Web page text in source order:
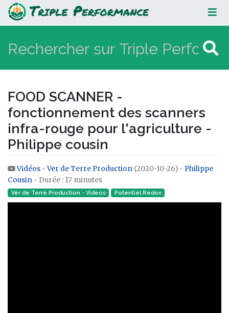
FOOD SCANNER - fonctionnement
des scanners infra-rouge pour
l'agriculture - Philippe cousin
FOOD SCANNER -
fonctionnement des scanners
infra-rouge pour l'agriculture -
Philippe cousin
Aller à :navigation,rechercher
Vidéos -Ver de Terre Production (2020-10-26) - Philippe
Cousin - Durée : 17 minutes
Ver de Terre Production - Videos Potentiel Redox